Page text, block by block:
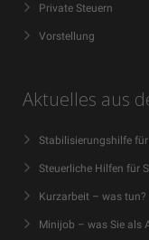
Private Steuern
Vorstellung
Aktuelles aus
Stabilisierungshilfe
Steuerliche Hilfen für
Kurzarbeit – was tun?
Minijob – was Sie als